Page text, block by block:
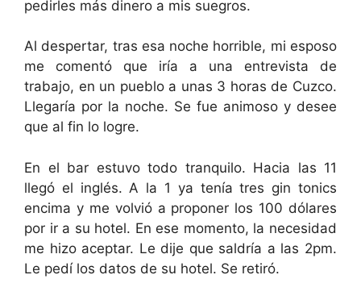
pedirles más dinero a mis suegros.
Al despertar, tras esa noche horrible, mi esposo
me comentó que iría a una entrevista de
trabajo, en un pueblo a unas 3 horas de Cuzco.
Llegaría por la noche. Se fue animoso y desee
que al fin lo logre.
En el bar estuvo todo tranquilo. Hacia las 11
llegó el inglés. A la 1 ya tenía tres gin tonics
encima y me volvió a proponer los 100 dólares
por ir a su hotel. En ese momento, la necesidad
me hizo aceptar. Le dije que saldría a las 2pm.
Le pedí los datos de su hotel. Se retiró.